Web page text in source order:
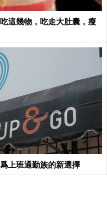
這幾物，吃走大肚囊，瘦
上班通勤族的新選擇